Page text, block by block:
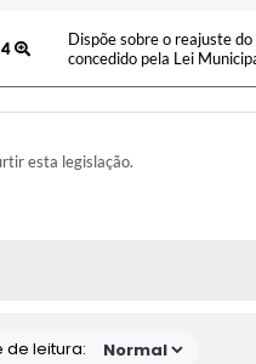
Dispõe sobre o reajuste
concedido pela Lei
esta legislação.
leitura: